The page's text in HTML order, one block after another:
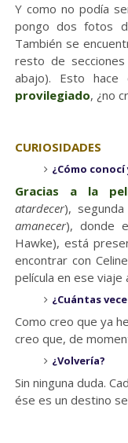
Y como no podía
pongo dos fotos
También se
resto de
abajo). Esto
provilegiado, ¿no
CURIOSIDADES
¿Cómo
Gracias a la
atardecer),
amanecer), donde
Hawke), está
encontrar con
película en ese viaje
¿Cuántas
Como creo que ya
creo que, de
¿Volvería?
Sin ninguna duda.
ése es un destino